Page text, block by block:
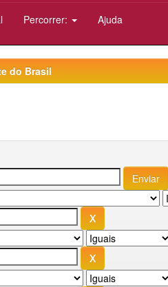
Percorrer: Ajuda
do Brasil